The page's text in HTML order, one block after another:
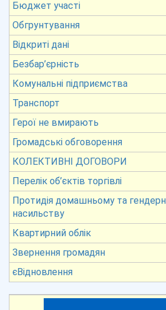
Бюджет участі
Обгрунтування
Відкриті дані
Безбар’єрність
Комунальні підприємства
Транспорт
Герої не вмирають
Громадські обговорення
КОЛЕКТИВНІ ДОГОВОРИ
Перелік об’єктів торгівлі
Протидія домашньому та
насильству
Квартирний облік
Звернення громадян
єВідновлення